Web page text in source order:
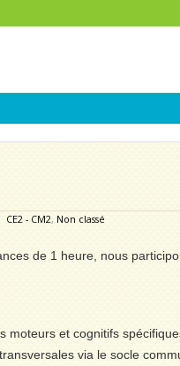
CE2 - CM2, Non classé
de 1 heure, nous
moteurs et cognitifs
via le socle